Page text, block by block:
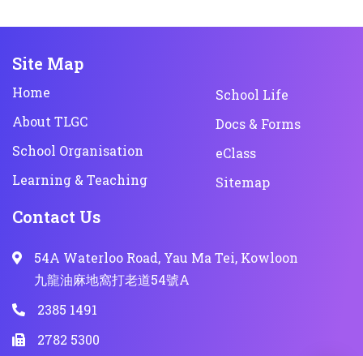
Site Map
Home
About TLGC
School Organisation
Learning & Teaching
School Life
Docs & Forms
eClass
Sitemap
Contact Us
54A Waterloo Road, Yau Ma Tei, Kowloon
九龍油麻地窩打老道54號A
2385 1491
2782 5300